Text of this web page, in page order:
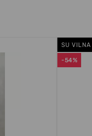
-54%
SU VILNA